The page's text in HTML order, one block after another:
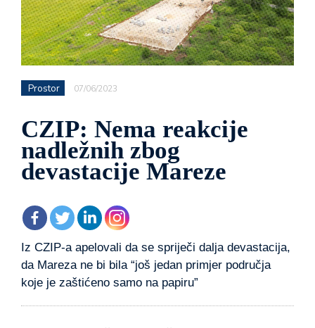
Prostor 07/06/2023
CZIP: Nema reakcije
nadležnih zbog
devastacije Mareze
Iz CZIP-a apelovali da se spriječi dalja devastacija,
da Mareza ne bi bila “još jedan primjer područja
koje je zaštićeno samo na papiru”